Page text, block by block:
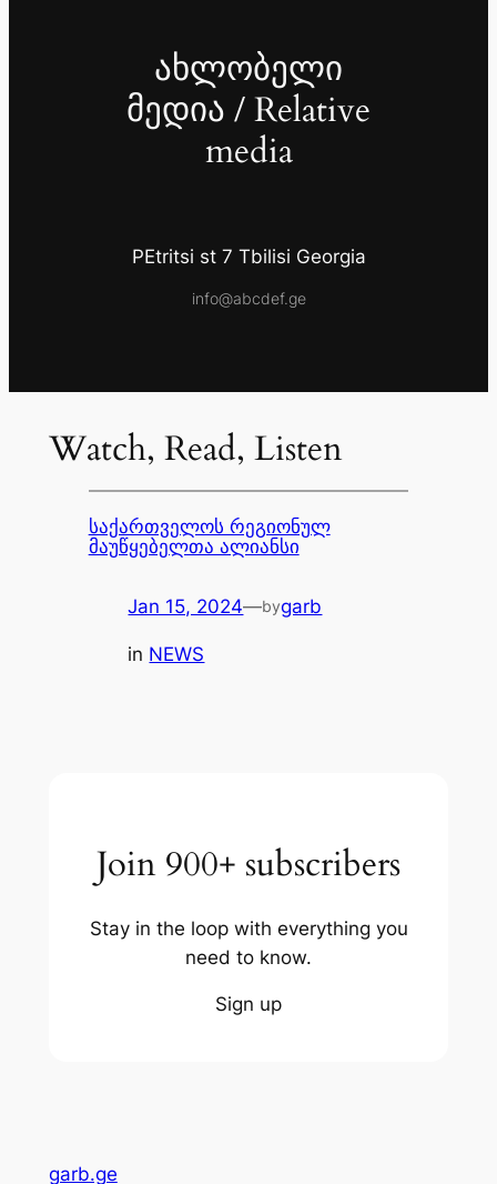
ახლობელი
მედია / Relative
media
PEtritsi st 7 Tbilisi Georgia
info@abcdef.ge
Watch, Read, Listen
საქართველოს რეგიონულ
მაუწყებელთა ალიანსი
Jan 15, 2024—bygarb
in NEWS
Join 900+ subscribers
Stay in the loop with everything you
need to know.
Sign up
garb.ge